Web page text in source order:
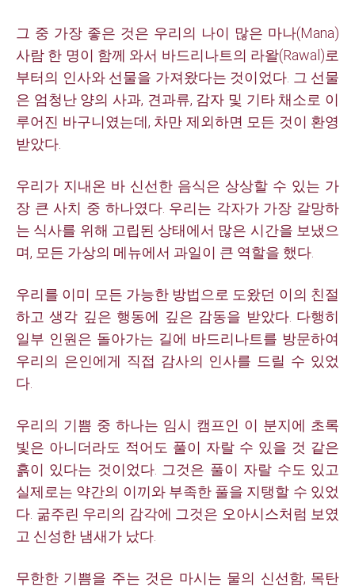
그 중 가장 좋은 것은 우리의 나이 많은 마나(Mana)
사람 한 명이 함께 와서 바드리나트의 라왈(Rawal)로
부터의 인사와 선물을 가져왔다는 것이었다. 그 선물
은 엄청난 양의 사과, 견과류, 감자 및 기타 채소로 이
루어진 바구니였는데, 차만 제외하면 모든 것이 환영
받았다.
우리가 지내온 바 신선한 음식은 상상할 수 있는 가
장 큰 사치 중 하나였다. 우리는 각자가 가장 갈망하
는 식사를 위해 고립된 상태에서 많은 시간을 보냈으
며, 모든 가상의 메뉴에서 과일이 큰 역할을 했다.
우리를 이미 모든 가능한 방법으로 도왔던 이의 친절
하고 생각 깊은 행동에 깊은 감동을 받았다. 다행히
일부 인원은 돌아가는 길에 바드리나트를 방문하여
우리의 은인에게 직접 감사의 인사를 드릴 수 있었
다.
우리의 기쁨 중 하나는 임시 캠프인 이 분지에 초록
빛은 아니더라도 적어도 풀이 자랄 수 있을 것 같은
흙이 있다는 것이었다. 그것은 풀이 자랄 수도 있고
실제로는 약간의 이끼와 부족한 풀을 지탱할 수 있었
다. 굶주린 우리의 감각에 그것은 오아시스처럼 보였
고 신성한 냄새가 났다.
무한한 기쁨을 주는 것은 마시는 물의 신선함, 목탄